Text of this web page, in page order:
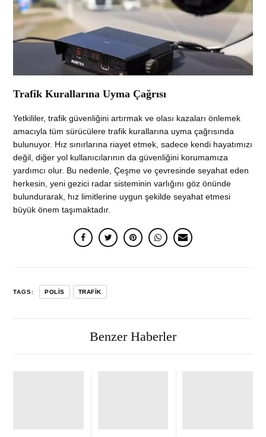
Trafik Kurallarına Uyma Çağrısı
Yetkililer, trafik güvenliğini artırmak ve olası kazaları önlemek
amacıyla tüm sürücülere trafik kurallarına uyma çağrısında
bulunuyor. Hız sınırlarına riayet etmek, sadece kendi hayatımızı
değil, diğer yol kullanıcılarının da güvenliğini korumamıza
yardımcı olur. Bu nedenle, Çeşme ve çevresinde seyahat eden
herkesin, yeni gezici radar sisteminin varlığını göz önünde
bulundurarak, hız limitlerine uygun şekilde seyahat etmesi
büyük önem taşımaktadır.
TAGS: POLIS TRAFIK
Benzer Haberler